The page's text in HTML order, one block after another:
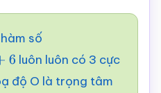
số
luôn luôn có 3 cực
độ O là trọng tâm